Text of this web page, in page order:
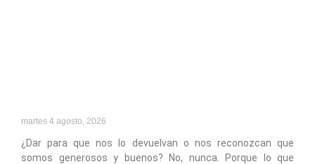
martes 4 agosto, 2026
¿Dar para que nos lo devuelvan o nos reconozcan que
somos generosos y buenos? No, nunca. Porque lo que